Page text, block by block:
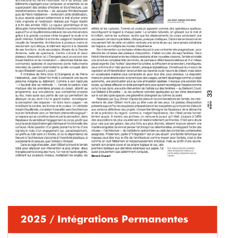
2025 / Intégrations Permanentes